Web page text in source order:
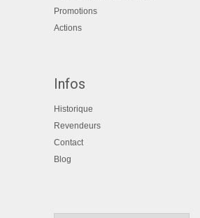
Promotions
Actions
Infos
Historique
Revendeurs
Contact
Blog